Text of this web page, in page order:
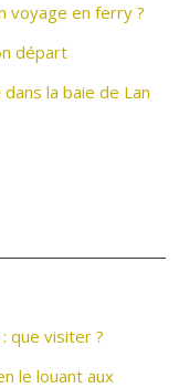
voyage en ferry ?
départ
la baie de Lan
que visiter ?
le louant aux